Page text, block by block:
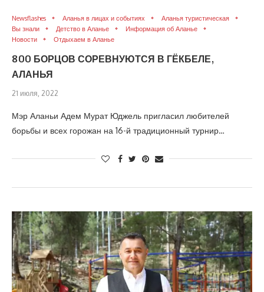
Newsflashes Аланья в лицах и событиях
Аланья туристическая
Вы знали
Детство в Аланье
Информация об Аланье
Новости
Отдыхаем в Аланье
800 БОРЦОВ СОРЕВНУЮТСЯ В ГЁКБЕЛЕ,
АЛАНЬЯ
21 июля, 2022
Мэр Аланьи Адем Мурат Юджель пригласил любителей
борьбы и всех горожан на 16-й традиционный турнир…